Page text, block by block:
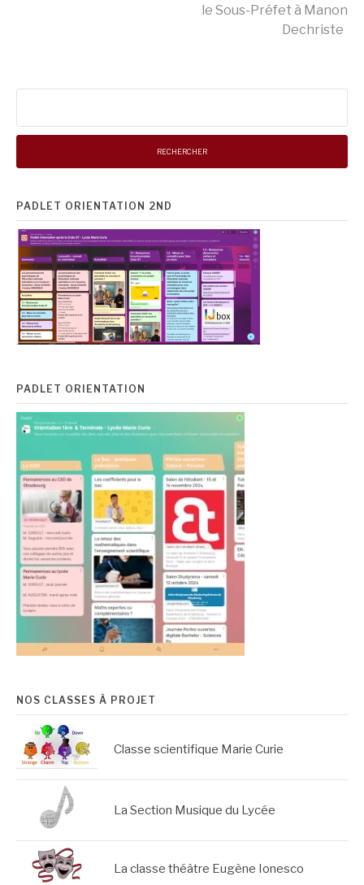
le Sous-Préfet à Manon
Dechriste
PADLET ORIENTATION 2ND
PADLET ORIENTATION
NOS CLASSES À PROJET
Classe scientifique Marie Curie
La Section Musique du Lycée
La classe théâtre Eugène Ionesco